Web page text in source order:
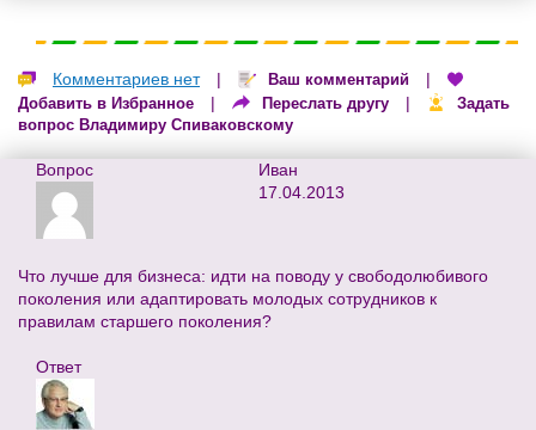
Комментариев нет | Ваш комментарий |
Добавить в Избранное | Переслать другу |
Задать
вопрос Владимиру Спиваковскому
Вопрос
Иван
17.04.2013
Что лучше для бизнеса: идти на поводу у свободолюбивого
поколения или адаптировать молодых сотрудников к
правилам старшего поколения?
Ответ